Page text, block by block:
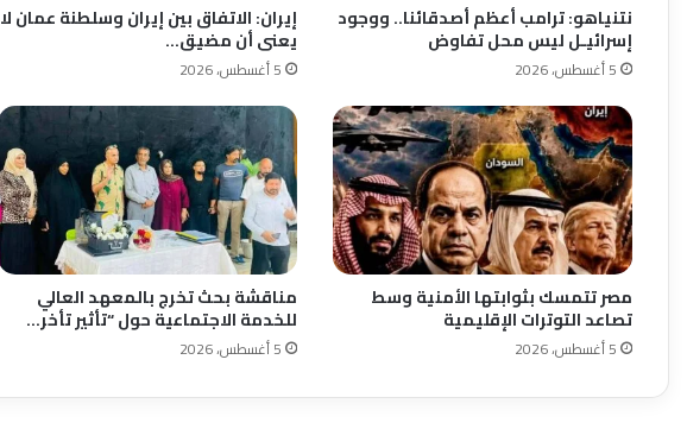
نتنياهو: ترامب أعظم أصدقائنا.. ووجود
إسرائيـل ليس محل تفاوض
5 أغسطس، 2026
إيران: الاتفاق بين إيران وسلطنة عمان لا
يعنى أن مضيق…
5 أغسطس، 2026
مصر تتمسك بثوابتها الأمنية وسط
تصاعد التوترات الإقليمية
5 أغسطس، 2026
مناقشة بحث تخرج بالمعهد العالي
للخدمة الاجتماعية حول “تأثير تأخر…
5 أغسطس، 2026